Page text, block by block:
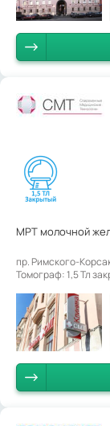
МРТ молочной
пр. Римского-
Томограф: 1,5 Тл